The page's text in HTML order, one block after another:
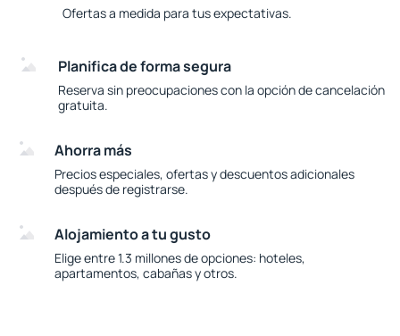
Ofertas a medida para tus expectativas.
Planifica de forma segura
Reserva sin preocupaciones con la opción de cancelación
gratuita.
Ahorra más
Precios especiales, ofertas y descuentos adicionales
después de registrarse.
Alojamiento a tu gusto
Elige entre 1.3 millones de opciones: hoteles,
apartamentos, cabañas y otros.